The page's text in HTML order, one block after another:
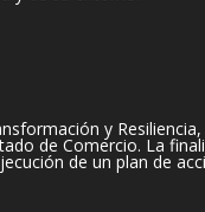
y
de Comercio. La
de un plan de